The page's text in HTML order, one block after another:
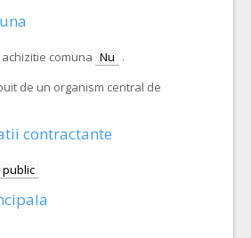
comuna Nu .
de un organism central de
contractante